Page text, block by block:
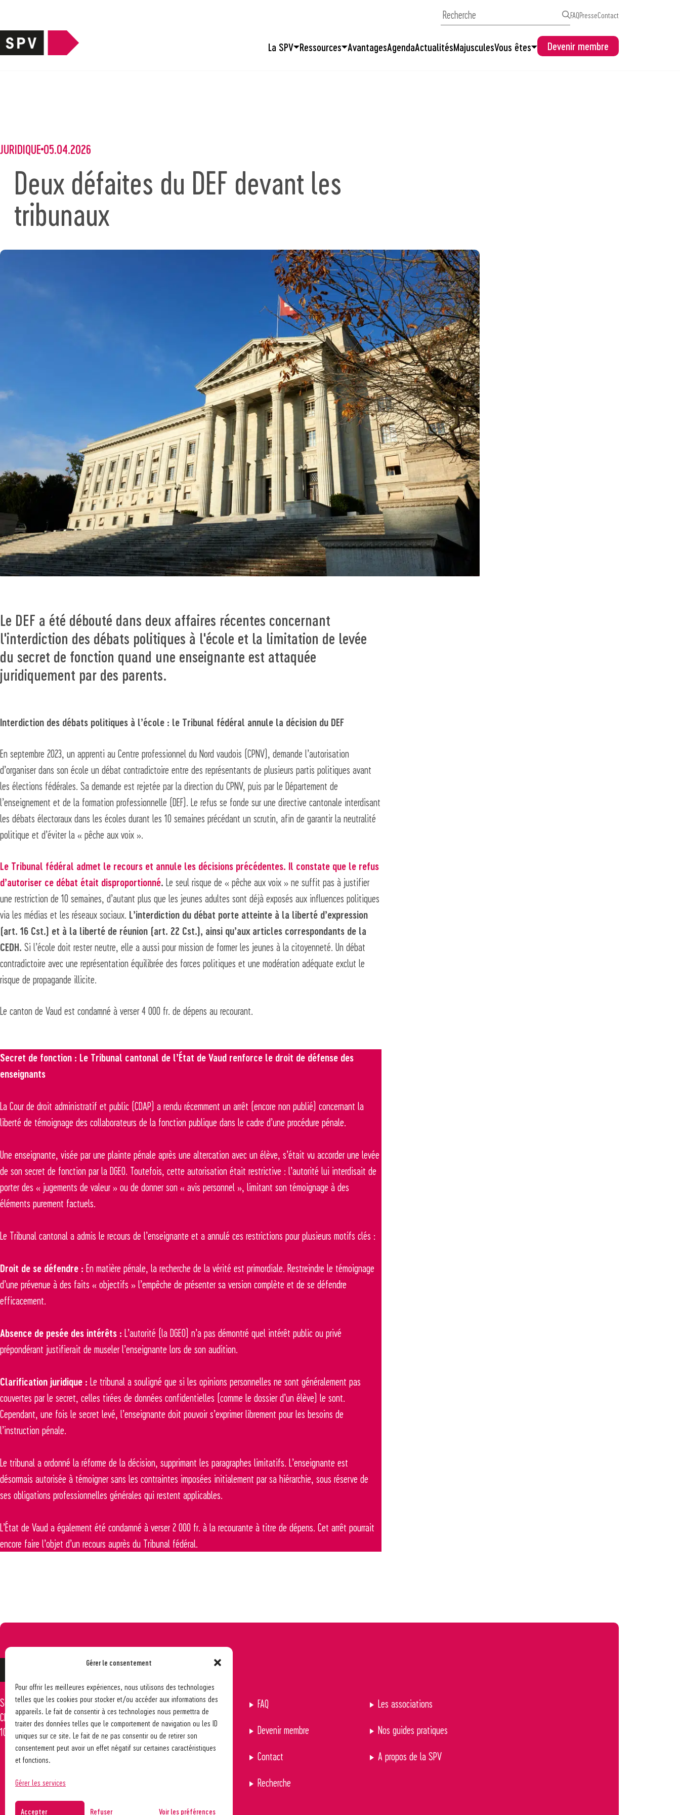
Gérer le consentement
Pour offrir les meilleures expériences, nous utilisons des technologies
telles que les cookies pour stocker et/ou accéder aux informations des
appareils. Le fait de consentir à ces technologies nous permettra de
traiter des données telles que le comportement de navigation ou les ID
uniques sur ce site. Le fait de ne pas consentir ou de retirer son
consentement peut avoir un effet négatif sur certaines caractéristiques
et fonctions.
Gérer les services
Accepter Refuser Voir les préférences
La SPV Ressources AvantagesAgendaActualitésMajusculesVous êtes Devenir membre
FAQPresseContact
JURIDIQUE 05.04.2026
Deux défaites du DEF devant les
tribunaux
Le DEF a été débouté dans deux affaires récentes concernant
l'interdiction des débats politiques à l'école et la limitation de levée
du secret de fonction quand une enseignante est attaquée
juridiquement par des parents.
Interdiction des débats politiques à l’école : le Tribunal fédéral annule la décision du DEF
En septembre 2023, un apprenti au Centre professionnel du Nord vaudois (CPNV), demande l’autorisation
d’organiser dans son école un débat contradictoire entre des représentants de plusieurs partis politiques avant
les élections fédérales. Sa demande est rejetée par la direction du CPNV, puis par le Département de
l’enseignement et de la formation professionnelle (DEF). Le refus se fonde sur une directive cantonale interdisant
les débats électoraux dans les écoles durant les 10 semaines précédant un scrutin, afin de garantir la neutralité
politique et d’éviter la « pêche aux voix ».
Le Tribunal fédéral admet le recours et annule les décisions précédentes. Il constate que le refus
d’autoriser ce débat était disproportionné. Le seul risque de « pêche aux voix » ne suffit pas à justifier
une restriction de 10 semaines, d’autant plus que les jeunes adultes sont déjà exposés aux influences politiques
via les médias et les réseaux sociaux. L’interdiction du débat porte atteinte à la liberté d’expression
(art. 16 Cst.) et à la liberté de réunion (art. 22 Cst.), ainsi qu’aux articles correspondants de la
CEDH. Si l’école doit rester neutre, elle a aussi pour mission de former les jeunes à la citoyenneté. Un débat
contradictoire avec une représentation équilibrée des forces politiques et une modération adéquate exclut le
risque de propagande illicite.
Le canton de Vaud est condamné à verser 4 000 fr. de dépens au recourant.
Secret de fonction : Le Tribunal cantonal de l’État de Vaud renforce le droit de défense des
enseignants
La Cour de droit administratif et public (CDAP) a rendu récemment un arrêt (encore non publié) concernant la
liberté de témoignage des collaborateurs de la fonction publique dans le cadre d’une procédure pénale.
Une enseignante, visée par une plainte pénale après une altercation avec un élève, s’était vu accorder une levée
de son secret de fonction par la DGEO. Toutefois, cette autorisation était restrictive : l’autorité lui interdisait de
porter des « jugements de valeur » ou de donner son « avis personnel », limitant son témoignage à des
éléments purement factuels.
Le Tribunal cantonal a admis le recours de l’enseignante et a annulé ces restrictions pour plusieurs motifs clés :
Droit de se défendre : En matière pénale, la recherche de la vérité est primordiale. Restreindre le témoignage
d’une prévenue à des faits « objectifs » l’empêche de présenter sa version complète et de se défendre
efficacement.
Absence de pesée des intérêts : L’autorité (la DGEO) n’a pas démontré quel intérêt public ou privé
prépondérant justifierait de museler l’enseignante lors de son audition.
Clarification juridique : Le tribunal a souligné que si les opinions personnelles ne sont généralement pas
couvertes par le secret, celles tirées de données confidentielles (comme le dossier d’un élève) le sont.
Cependant, une fois le secret levé, l’enseignante doit pouvoir s’exprimer librement pour les besoins de
l’instruction pénale.
Le tribunal a ordonné la réforme de la décision, supprimant les paragraphes limitatifs. L’enseignante est
désormais autorisée à témoigner sans les contraintes imposées initialement par sa hiérarchie, sous réserve de
ses obligations professionnelles générales qui restent applicables.
L’État de Vaud a également été condamné à verser 2 000 fr. à la recourante à titre de dépens. Cet arrêt pourrait
encore faire l’objet d’un recours auprès du Tribunal fédéral.
Société pédagogique vaudoise
Ch. des Allinges 2
1006 Lausanne
021 617 65 59
info@spv-vd.ch
FAQ Les associations
Devenir membre Nos guides pratiques
Contact A propos de la SPV
Recherche